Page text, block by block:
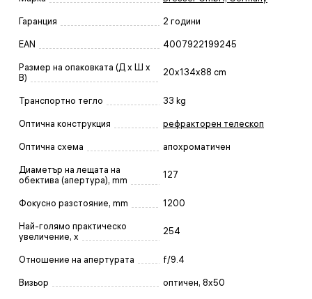
Гаранция 2 години
EAN 4007922199245
Размер на опаковката (Д x Ш x
В)
20x134x88 cm
Транспортно тегло 33 kg
Оптична конструкция рефракторен телескоп
Оптична схема апохроматичен
Диаметър на лещата на
обектива (апертура), mm
127
Фокусно разстояние, mm 1200
Най-голямо практическо
увеличение, x
254
Отношение на апертурата f/9.4
Визьор оптичен, 8x50